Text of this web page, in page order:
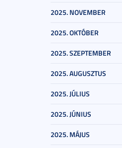
2025. NOVEMBER
2025. OKTÓBER
2025. SZEPTEMBER
2025. AUGUSZTUS
2025. JÚLIUS
2025. JÚNIUS
2025. MÁJUS